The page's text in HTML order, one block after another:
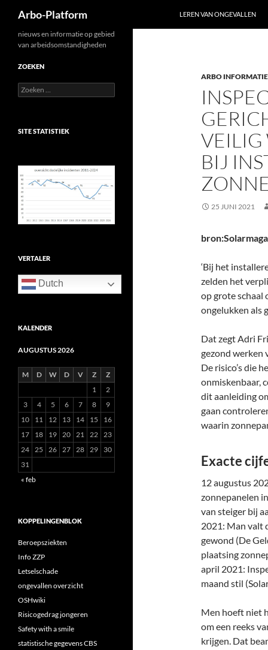
Arbo-Platform LEREN VAN ONGEVALLEN
ARBO
VEILIG
BIJ
25 JUNI 2021
‘Bij het
zelden het
op grote schaal
ongelukken als
Dat zegt Adri
gezond werken
De risico’s die
onmiskenbaar,
dit aanleiding
gaan
waarin
Exacte
12 augustus
zonnepanelen
van steiger bij
2021: Man valt
gewond (De
plaatsing
april 2021:
maand stil
Men hoeft niet
om een reeks
krijgen. Dat
nieuws en informatie op gebied
van arbeidsomstandigheden
ZOEKEN
Zoeken
naar:
SITE STATISTIEK
VERTALER
Dutch
KALENDER
AUGUSTUS 2026
M D W D V Z
Z
1
2
3
4 5 6 7 8
9
10
11 12 13 14 15
16
17
18 19 20 21 22
23
24
25 26 27 28 29
30
31
« feb
KOPPELINGENBLOK
Beroepsziekten
Info ZZP
Letselschade
ongevallen overzicht
OSHwiki
Risicogedrag jongeren
Safety with a smile
statistische gegevens CBS